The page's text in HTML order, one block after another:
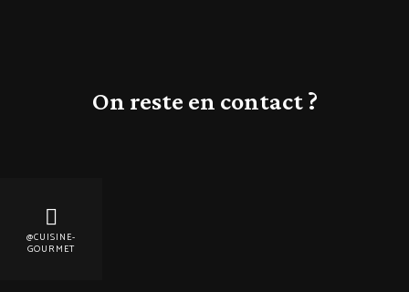
On reste en contact ?
@CUISINE-
GOURMET